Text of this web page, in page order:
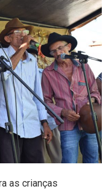
as crianças